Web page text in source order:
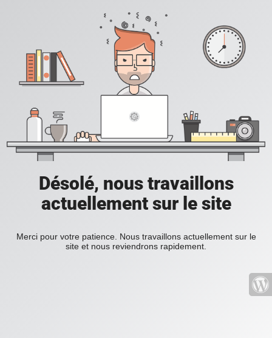
Désolé, nous travaillons
actuellement sur le site
Merci pour votre patience. Nous travaillons actuellement sur le
site et nous reviendrons rapidement.